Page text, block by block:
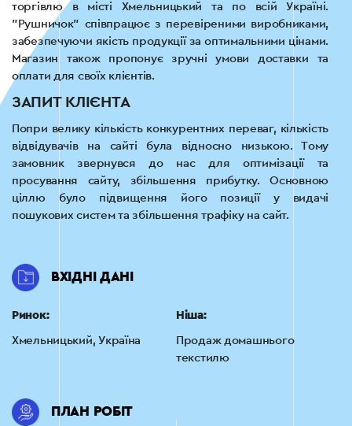
торгівлю в місті Хмельницький та по всій Україні.
"Рушничок" співпрацює з перевіреними виробниками,
забезпечуючи якість продукції за оптимальними цінами.
Магазин також пропонує зручні умови доставки та
оплати для своїх клієнтів.
ЗАПИТ КЛІЄНТА
Попри велику кількість конкурентних переваг, кількість
відвідувачів на сайті була відносно низькою. Тому
замовник звернувся до нас для оптимізації та
просування сайту, збільшення прибутку. Основною
ціллю було підвищення його позиції у видачі
пошукових систем та збільшення трафіку на сайт.
ВХІДНІ ДАНІ
Ринок:
Хмельницький, Україна
Ніша:
Продаж домашнього
текстилю
ПЛАН РОБІТ